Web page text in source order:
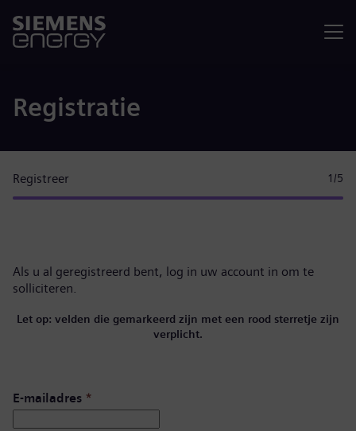
Registratie
Registreer 1 /5
Als u al geregistreerd bent, log in uw account in om te
solliciteren.
Let op: velden die gemarkeerd zijn met een rood sterretje zijn
verplicht.
E-mailadres *